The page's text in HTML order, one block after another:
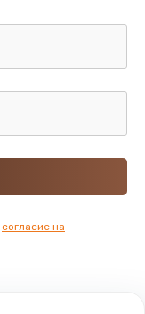
согласие на